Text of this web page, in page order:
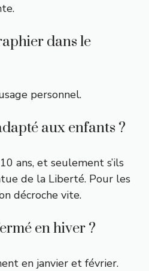
dans le
personnel.
aux enfants ?
ans, et seulement s’ils
de la Liberté. Pour les
décroche vite.
en hiver ?
en janvier et février.